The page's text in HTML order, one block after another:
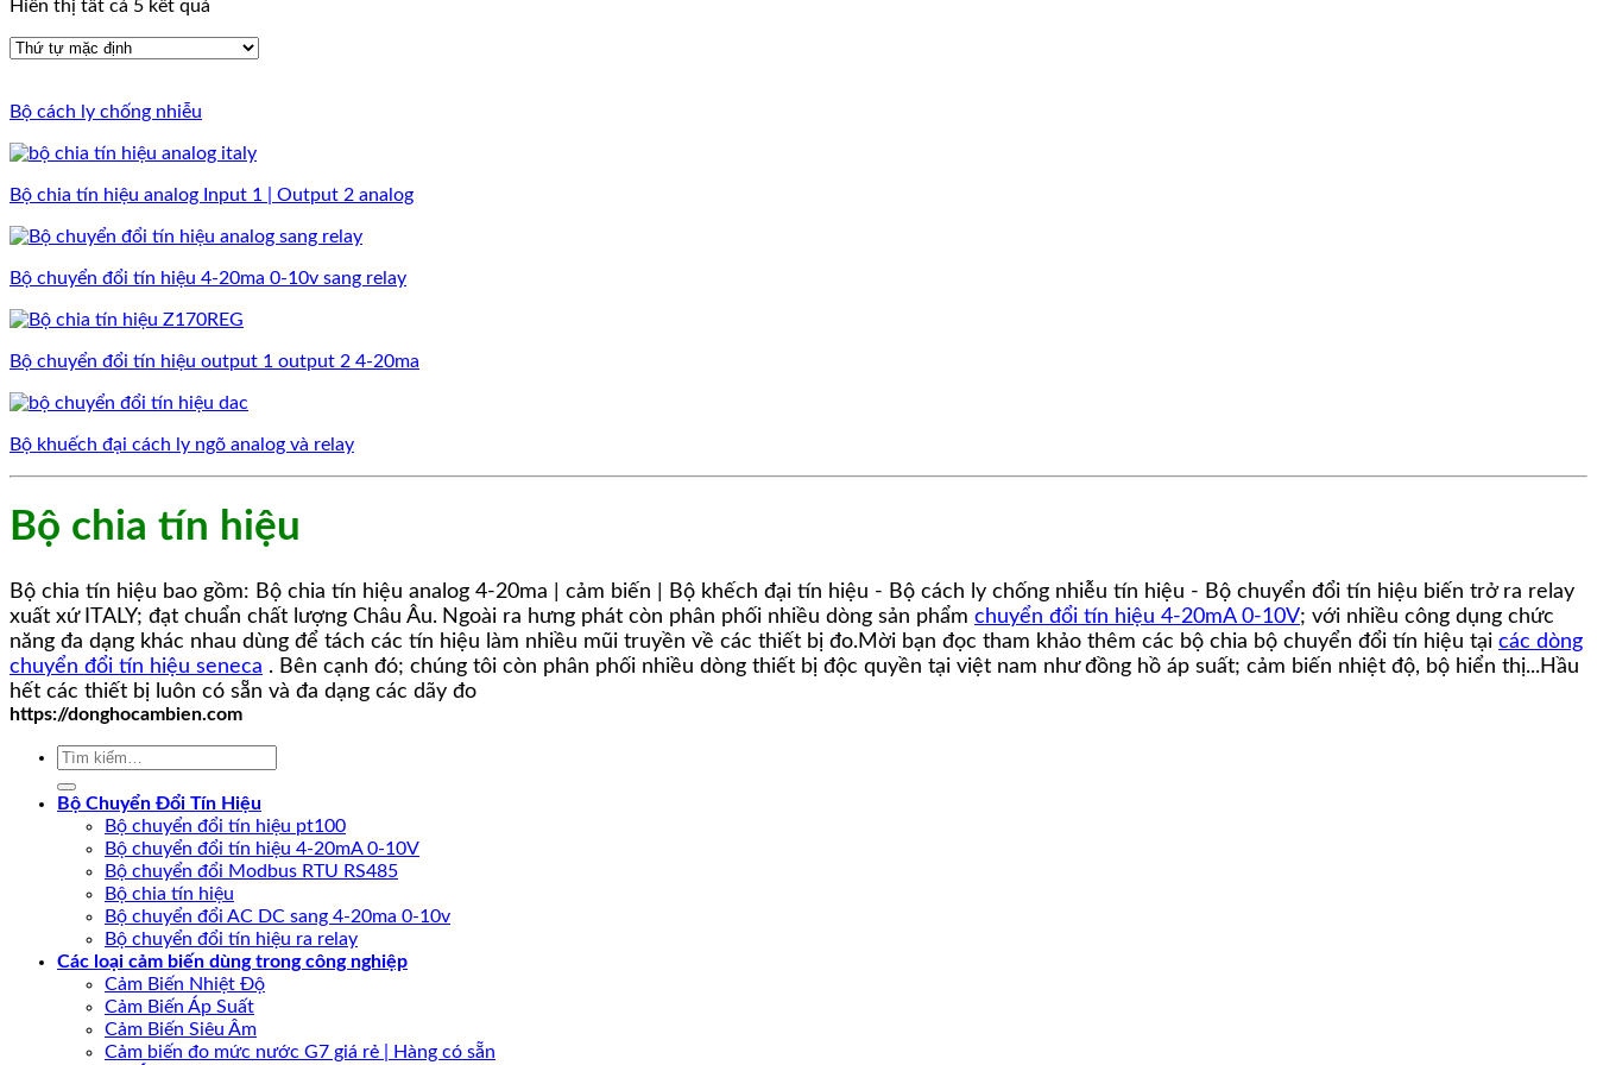
Hiển thị tất cả 5 kết quả
Bộ cách ly chống nhiễu
Bộ chia tín hiệu analog Input 1 | Output 2 analog
Bộ chuyển đổi tín hiệu 4-20ma 0-10v sang relay
Bộ chuyển đổi tín hiệu output 1 output 2 4-20ma
Bộ khuếch đại cách ly ngõ analog và relay
Bộ chia tín hiệu
Bộ chia tín hiệu bao gồm: Bộ chia tín hiệu analog 4-20ma | cảm biến | Bộ khếch đại tín hiệu - Bộ cách ly chống nhiễu tín hiệu - Bộ chuyển đổi tín hiệu biến trở ra relay
xuất xứ ITALY; đạt chuẩn chất lượng Châu Âu. Ngoài ra hưng phát còn phân phối nhiều dòng sản phẩm chuyển đổi tín hiệu 4-20mA 0-10V; với nhiều công dụng chức
năng đa dạng khác nhau dùng để tách các tín hiệu làm nhiều mũi truyền về các thiết bị đo.Mời bạn đọc tham khảo thêm các bộ chia bộ chuyển đổi tín hiệu tại các dòng
chuyển đổi tín hiệu seneca . Bên cạnh đó; chúng tôi còn phân phối nhiều dòng thiết bị độc quyền tại việt nam như đồng hồ áp suất; cảm biến nhiệt độ, bộ hiển thị...Hầu
hết các thiết bị luôn có sẵn và đa dạng các dãy đo
https://donghocambien.com
Tìm
Bộ Chuyển Đổi Tín Hiệu
Bộ chuyển đổi tín hiệu pt100
Bộ chuyển đổi tín hiệu 4-20mA 0-10V
Bộ chuyển đổi Modbus RTU RS485
Bộ chia tín hiệu
Bộ chuyển đổi AC DC sang 4-20ma 0-10v
Bộ chuyển đổi tín hiệu ra relay
Các loại cảm biến dùng trong công nghiệp
Cảm Biến Nhiệt Độ
Cảm Biến Áp Suất
Cảm Biến Siêu Âm
Cảm biến đo mức nước G7 giá rẻ | Hàng có sẵn